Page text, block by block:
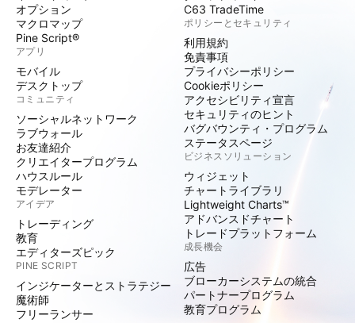
オプション
マクロマップ
Pine Script®
アプリ
モバイル
デスクトップ
コミュニティ
ソーシャルネットワーク
ラブウォール
お友達紹介
クリエイタープログラム
ハウスルール
モデレーター
アイデア
トレーディング
教育
エディターズピック
PINE SCRIPT
インジケーターとストラテジー
魔術師
フリーランサー
C63 TradeTime
ポリシーとセキュリティ
利用規約
免責事項
プライバシーポリシー
Cookieポリシー
アクセシビリティ宣言
セキュリティのヒント
バグバウンティ・プログラム
ステータスページ
ビジネスソリューション
ウィジェット
チャートライブラリ
Lightweight Charts™
アドバンスドチャート
トレードプラットフォーム
成長機会
広告
ブローカーシステムの統合
パートナープログラム
教育プログラム